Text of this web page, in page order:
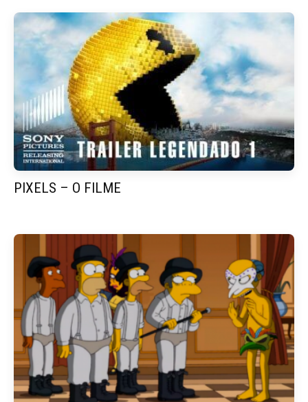
PIXELS – O FILME